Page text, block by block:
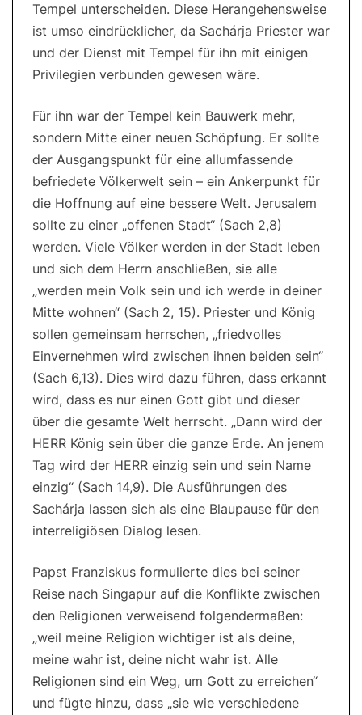
Tempel unterscheiden. Diese Herangehensweise
ist umso eindrücklicher, da Sachárja Priester war
und der Dienst mit Tempel für ihn mit einigen
Privilegien verbunden gewesen wäre.
Für ihn war der Tempel kein Bauwerk mehr,
sondern Mitte einer neuen Schöpfung. Er sollte
der Ausgangspunkt für eine allumfassende
befriedete Völkerwelt sein – ein Ankerpunkt für
die Hoffnung auf eine bessere Welt. Jerusalem
sollte zu einer „offenen Stadt“ (Sach 2,8)
werden. Viele Völker werden in der Stadt leben
und sich dem Herrn anschließen, sie alle
„werden mein Volk sein und ich werde in deiner
Mitte wohnen“ (Sach 2, 15). Priester und König
sollen gemeinsam herrschen, „friedvolles
Einvernehmen wird zwischen ihnen beiden sein“
(Sach 6,13). Dies wird dazu führen, dass erkannt
wird, dass es nur einen Gott gibt und dieser
über die gesamte Welt herrscht. „Dann wird der
HERR König sein über die ganze Erde. An jenem
Tag wird der HERR einzig sein und sein Name
einzig“ (Sach 14,9). Die Ausführungen des
Sachárja lassen sich als eine Blaupause für den
interreligiösen Dialog lesen.
Papst Franziskus formulierte dies bei seiner
Reise nach Singapur auf die Konflikte zwischen
den Religionen verweisend folgendermaßen:
„weil meine Religion wichtiger ist als deine,
meine wahr ist, deine nicht wahr ist. Alle
Religionen sind ein Weg, um Gott zu erreichen“
und fügte hinzu, dass „sie wie verschiedene